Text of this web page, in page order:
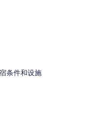
条件和设施